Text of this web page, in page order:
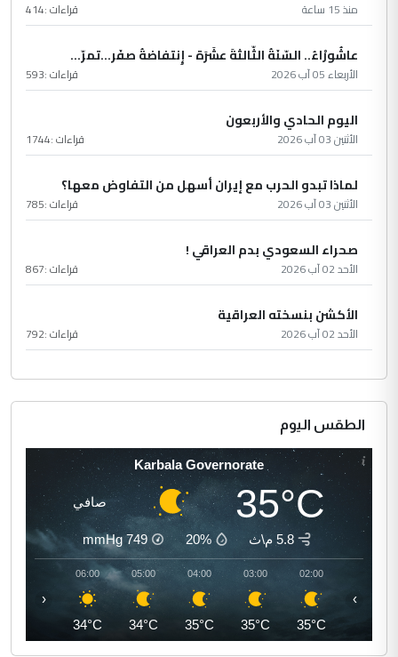
منذ 15 ساعة قراءات :414
عاشُورْاءُ.. السّنَةُ الثّالثةَ عشَرَة - إِنتفاضةُ صفَر…تمرّ...
الأربعاء 05 آب 2026 قراءات :593
اليوم الحادي والأربعون
الأثنين 03 آب 2026 قراءات :1744
لماذا تبدو الحرب مع إيران أسهل من التفاوض معها؟
الأثنين 03 آب 2026 قراءات :785
صحراء السعودي بدم العراقي !
الأحد 02 آب 2026 قراءات :867
الأكشن بنسخته العراقية
الأحد 02 آب 2026 قراءات :792
الطقس اليوم
Karbala Governorate
35°C صافي
5.8 م\ث 20%
749
mmHg
02:00
35°C
03:00
35°C
04:00
35°C
05:00
34°C
06:00
34°C
‹ ›